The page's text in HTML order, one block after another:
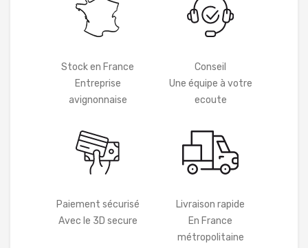
Stock en France
Entreprise
avignonnaise
Conseil
Une équipe à votre
ecoute
Paiement sécurisé
Avec le 3D secure
Livraison rapide
En France
métropolitaine